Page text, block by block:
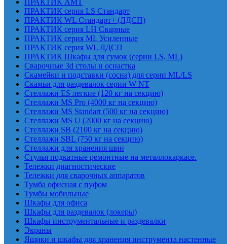
ПРАКТИК AMT
ПРАКТИК cерия LS Стандарт
ПРАКТИК WL Стандарт+ (ЛДСП)
ПРАКТИК серия LH Сварные
ПРАКТИК серия ML Усиленные
ПРАКТИК серия WL ЛДСП
ПРАКТИК Шкафы для сумок (серии LS, ML)
Сварочные 3d столы и оснастка
Скамейки и подставки (сосна) для серии ML/LS
Скамьи для раздевалок серии W NT
Стеллажи ES легкие (120 кг на секцию)
Стеллажи MS Pro (4000 кг на секцию)
Стеллажи MS Standart (500 кг на секцию)
Стеллажи MS U (2000 кг на секцию)
Стеллажи SB (2100 кг на секцию)
Стеллажи SBL (750 кг на секцию)
Стеллажи для хранения шин
Стулья подкатные ремонтные на металлокаркасе.
Тележки диагностические
Тележки для сварочных аппаратов
Тумба офисная с пуфом
Тумбы мобильные
Шкафы для офиса
Шкафы для раздевалок (локеры)
Шкафы инструментальные и раздевалки
Экраны
Ящики и шкафы для хранения инструмента настенные